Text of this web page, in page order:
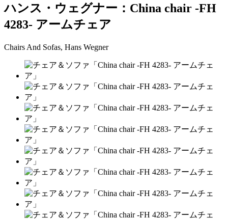
ハンス・ウェグナー：China chair -FH
4283- アームチェア
Chairs And Sofas, Hans Wegner